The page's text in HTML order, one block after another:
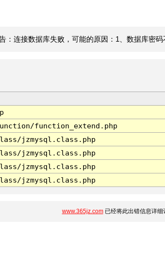
：连接数据库失败，可能的原因：1、数据库密码
function_extend.php
jzmysql.class.php
jzmysql.class.php
jzmysql.class.php
jzmysql.class.php
www.365jz.com已经将此出错信息详细